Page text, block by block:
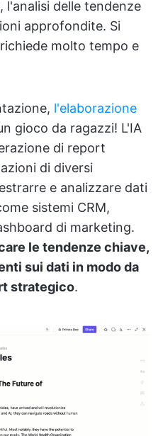
l'analisi delle tendenze
approfondite. Si
molto tempo e
l'elaborazione
gioco da ragazzi! L'IA
di report
di diversi
e analizzare dati
sistemi CRM,
di marketing.
le tendenze chiave,
sui dati in modo da
strategico.